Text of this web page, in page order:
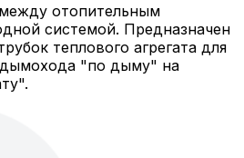
отопительным
системой. Предназначен
теплового агрегата для
дымохода "по дыму" на